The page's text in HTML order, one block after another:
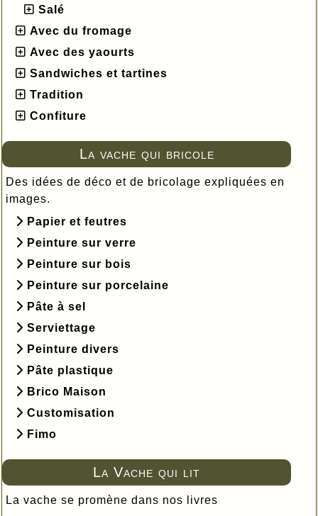
Salé
Avec du fromage
Avec des yaourts
Sandwiches et tartines
Tradition
Confiture
La vache qui bricole
Des idées de déco et de bricolage expliquées en
images.
Papier et feutres
Peinture sur verre
Peinture sur bois
Peinture sur porcelaine
Pâte à sel
Serviettage
Peinture divers
Pâte plastique
Brico Maison
Customisation
Fimo
La Vache qui lit
La vache se promène dans nos livres